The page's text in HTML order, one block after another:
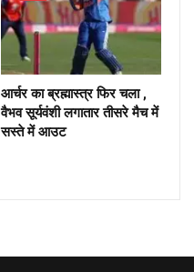
आर्चर का ब्रह्मास्त्र फिर चला ,
वैभव सूर्यवंशी लगातार तीसरे मैच में
सस्ते में आउट